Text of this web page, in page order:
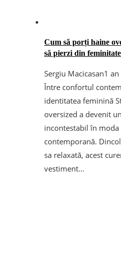
Cum să porți haine
să pierzi din
Sergiu Macicasan1 an
Între confortul
identitatea feminină
oversized a devenit
incontestabil în moda
contemporană.
sa relaxată, acest
vestiment...